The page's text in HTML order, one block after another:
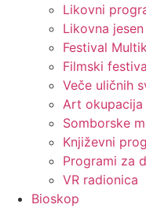
Likovni
Likovna jesen
Festival
Filmski
Veče uličnih
Art okupacija
Somborske
Književni
Programi za
VR radionica
Bioskop